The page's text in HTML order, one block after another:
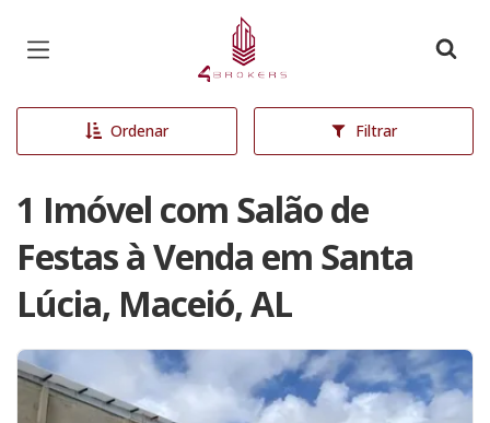
Página inicial
Ordenar Filtrar
1 Imóvel com Salão de
Festas à Venda em Santa
Lúcia, Maceió, AL